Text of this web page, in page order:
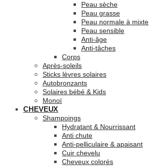
Peau sèche
Peau grasse
Peau normale à mixte
Peau sensible
Anti-âge
Anti-tâches
Corps
Après-soleils
Sticks lèvres solaires
Autobronzants
Solaires bébé & Kids
Monoï
CHEVEUX
Shampoings
Hydratant & Nourrissant
Anti chute
Anti-pelliculaire & apaisant
Cuir chevelu
Cheveux colorés